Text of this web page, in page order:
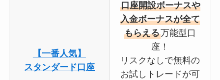
【一番人気】
スタンダード口座
口座開設ボーナスや
入金ボーナスが全て
もらえる万能型口
座！
リスクなしで無料の
お試しトレードが可